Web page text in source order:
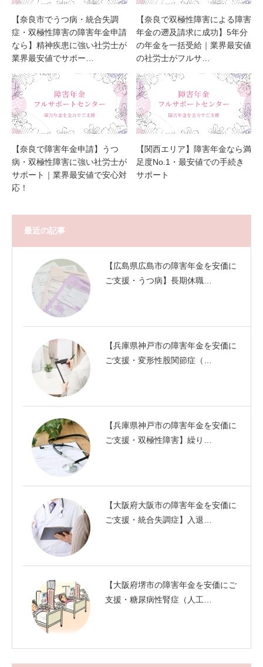
【奈良市でうつ病・統合失調
症・双極性障害の障害年金申請
なら】精神疾患に強い社労士が
業界最安値でサポー…
【奈良で双極性障害による障害
年金の遡及請求に成功】5年分
の年金を一括受給｜業界最安値
の社労士がフルサ…
【奈良で障害年金申請】うつ
病・双極性障害に強い社労士が
サポート｜業界最安値で安心対
応！
【関西エリア】障害年金なら満
足度No.1・最安値での手続き
サポート
最近の記事
【広島県広島市の障害年金を安価に
ご支援・うつ病】長期休職…
【兵庫県神戸市の障害年金を安価に
ご支援・変形性股関節症（…
【兵庫県神戸市の障害年金を安価に
ご支援・双極性障害】繰り…
【大阪府大阪市の障害年金を安価に
ご支援・統合失調症】入退…
【大阪府堺市の障害年金を安価にご
支援・糖尿病性腎症（人工…